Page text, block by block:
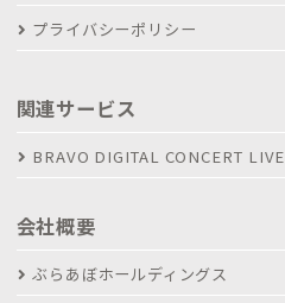
プライバシーポリシー
関連サービス
BRAVO DIGITAL CONCERT LIVE
会社概要
ぶらあぼホールディングス